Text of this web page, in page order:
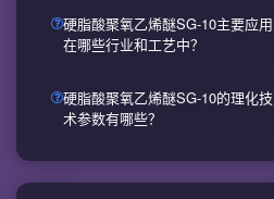
硬脂酸聚氧乙烯醚SG-10主要应用
在哪些行业和工艺中？
硬脂酸聚氧乙烯醚SG-10的理化技
术参数有哪些？